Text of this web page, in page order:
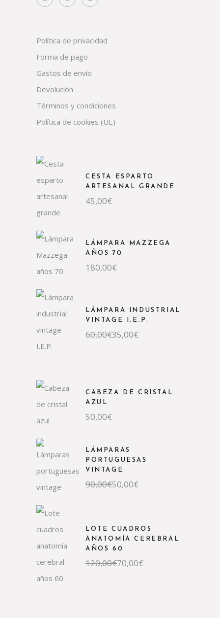
Política de privacidad
Forma de pago
Gastos de envío
Devolución
Términos y condiciones
Política de cookies (UE)
CESTA ESPARTO
ARTESANAL GRANDE
45,00€
LÁMPARA MAZZEGA
AÑOS 70
180,00€
LÁMPARA INDUSTRIAL
VINTAGE I.E.P.
60,00€35,00€
CABEZA DE CRISTAL
AZUL
50,00€
LÁMPARAS
PORTUGUESAS
VINTAGE
90,00€50,00€
LOTE CUADROS
ANATOMÍA CEREBRAL
AÑOS 60
120,00€70,00€